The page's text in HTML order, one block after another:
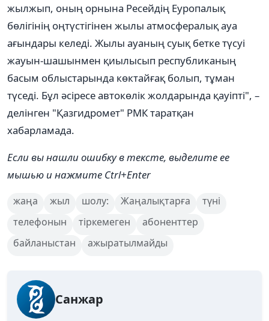
жылжып, оның орнына Ресейдің Еуропалық
бөлігінің оңтүстігінен жылы атмосфералық ауа
ағындары келеді. Жылы ауаның суық бетке түсуі
жауын-шашынмен қиылысып республиканың
басым облыстарында көктайғақ болып, тұман
түседі. Бұл әсіресе автокөлік жолдарында қауіпті", –
делінген "Қазгидромет" РМК таратқан
хабарламада.
Если вы нашли ошибку в тексте, выделите ее
мышью и нажмите Ctrl+Enter
жаңа жыл шолу: Жаңалықтарға
түні
телефонын
тіркемеген
абоненттер
байланыстан
ажыратылмайды
Санжар